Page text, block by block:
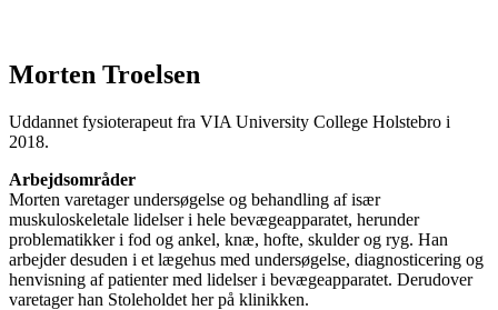
Morten Troelsen
Uddannet fysioterapeut fra VIA University College Holstebro i
2018.
Arbejdsområder
Morten varetager undersøgelse og behandling af især
muskuloskeletale lidelser i hele bevægeapparatet, herunder
problematikker i fod og ankel, knæ, hofte, skulder og ryg. Han
arbejder desuden i et lægehus med undersøgelse, diagnosticering og
henvisning af patienter med lidelser i bevægeapparatet. Derudover
varetager han Stoleholdet her på klinikken.